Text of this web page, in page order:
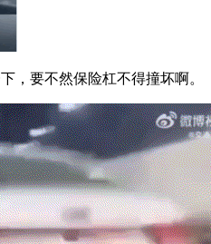
，要不然保险杠不得撞坏啊。